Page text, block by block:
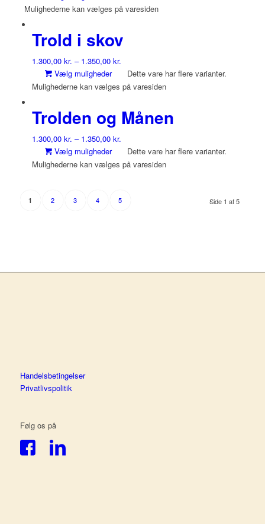
Mulighederne kan vælges på varesiden
Trold i skov
1.300,00 kr. – 1.350,00 kr.
Vælg muligheder
Dette vare har flere varianter.
Mulighederne kan vælges på varesiden
Trolden og Månen
1.300,00 kr. – 1.350,00 kr.
Vælg muligheder
Dette vare har flere varianter.
Mulighederne kan vælges på varesiden
Side 1 af 5
1 2 3 4 5
Handelsbetingelser
Privatlivspolitik
Følg os på